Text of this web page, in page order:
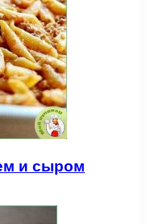
и сыром